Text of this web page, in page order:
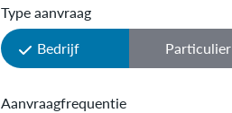
Type aanvraag
Bedrijf
Particulier
Aanvraagfrequentie